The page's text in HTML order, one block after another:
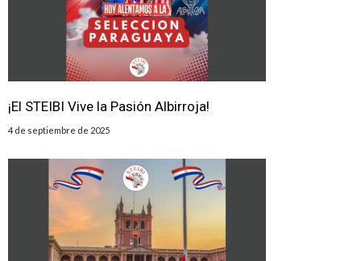
¡El STEIBI Vive la Pasión Albirroja!
4 de septiembre de 2025